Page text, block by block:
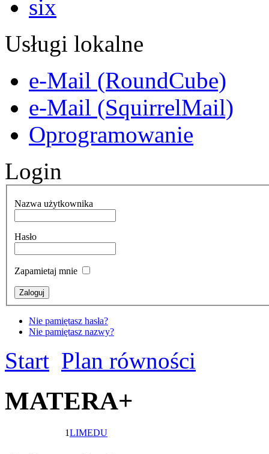
Usługi lokalne
e-Mail (RoundCube)
e-Mail (SquirrelMail)
Oprogramowanie
Login
Nazwa użytkownika
Hasło
Zapamietaj mnie
Nie pamiętasz hasła?
Nie pamiętasz nazwy?
Start Plan równości
MATERA+
1LIMEDU